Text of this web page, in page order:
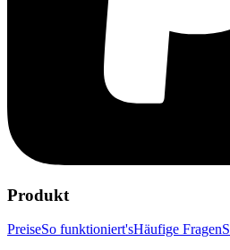
Produkt
PreiseSo funktioniert'sHäufige Fragen